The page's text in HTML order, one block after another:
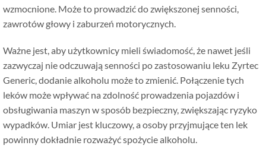
wzmocnione. Może to prowadzić do zwiększonej senności,
zawrotów głowy i zaburzeń motorycznych.
Ważne jest, aby użytkownicy mieli świadomość, że nawet jeśli
zazwyczaj nie odczuwają senności po zastosowaniu leku Zyrtec
Generic, dodanie alkoholu może to zmienić. Połączenie tych
leków może wpływać na zdolność prowadzenia pojazdów i
obsługiwania maszyn w sposób bezpieczny, zwiększając ryzyko
wypadków. Umiar jest kluczowy, a osoby przyjmujące ten lek
powinny dokładnie rozważyć spożycie alkoholu.